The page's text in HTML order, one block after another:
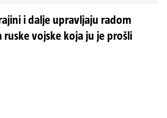
i dalje upravljaju radom
vojske koja ju je prošli